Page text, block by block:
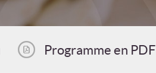
Programme en PDF